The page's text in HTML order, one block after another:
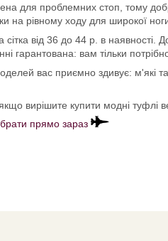
для проблемних стоп, тому
на рівному ходу для широкої
сітка від 36 до 44 р. в
гарантована: вам тільки
вас приємно здивує: м'які
вирішите купити модні туфлі
прямо зараз